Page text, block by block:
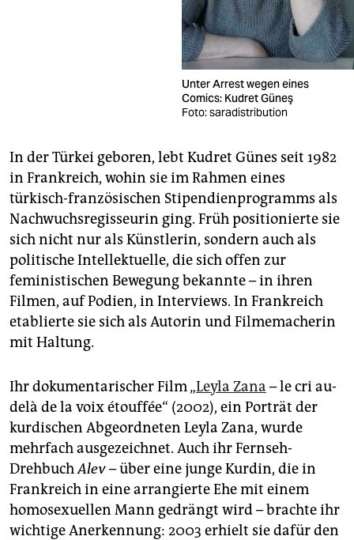
Unter Arrest wegen eines
Comics: Kudret Güneş
Foto: saradistribution
In der Türkei geboren, lebt Kudret Günes seit 1982
in Frankreich, wohin sie im Rahmen eines
türkisch-französischen Stipendienprogramms als
Nachwuchsregisseurin ging. Früh positionierte sie
sich nicht nur als Künstlerin, sondern auch als
politische Intellektuelle, die sich offen zur
feministischen Bewegung bekannte – in ihren
Filmen, auf Podien, in Interviews. In Frankreich
etablierte sie sich als Autorin und Filmemacherin
mit Haltung.
Ihr dokumentarischer Film „Leyla Zana – le cri au-
delà de la voix étouffée“ (2002), ein Porträt der
kurdischen Abgeordneten Leyla Zana, wurde
mehrfach ausgezeichnet. Auch ihr Fernseh-
DrehbuchAlev– über eine junge Kurdin, die in
Frankreich in eine arrangierte Ehe mit einem
homosexuellen Mann gedrängt wird – brachte ihr
wichtige Anerkennung: 2003 erhielt sie dafür den